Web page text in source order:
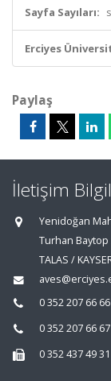
Sayfa Sayıları:
Erciyes
Paylaş
İletişim
Yenidoğan
Turhan Baytop
TALAS /
0 352 207 66 66
0 352 207 66 67
0 352 437 49 31